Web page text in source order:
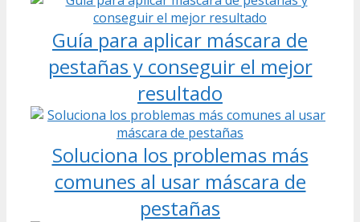
Guía para aplicar máscara de
pestañas y conseguir el mejor
resultado
Soluciona los problemas más
comunes al usar máscara de
pestañas